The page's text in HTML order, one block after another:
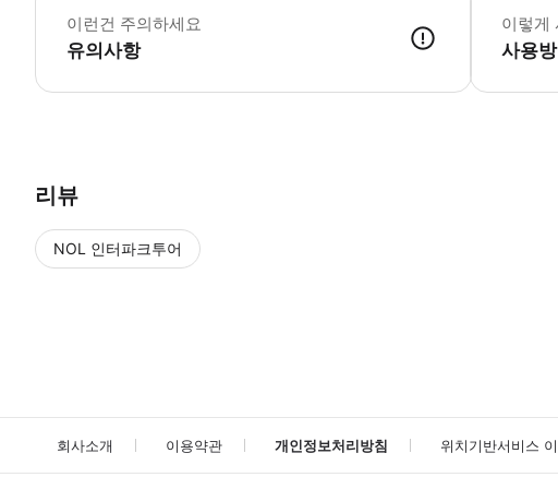
이런건 주의하세요
유의사항
이렇게
사용
리뷰
NOL 인터파크투어
회사소개 이용약관 개인정보처리방침 위치기반서비스